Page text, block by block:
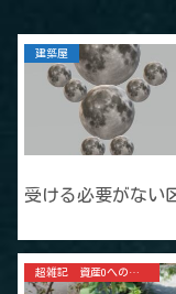
建築屋
受ける必要がない
超雑記 資産0への道